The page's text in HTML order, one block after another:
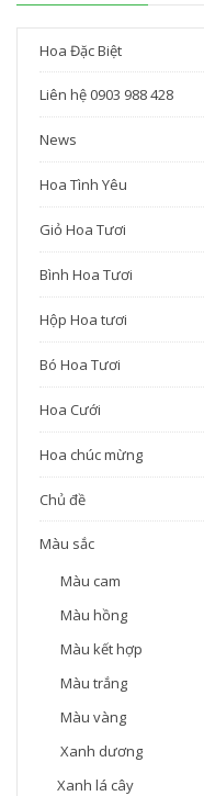
Hoa Đặc Biệt
Liên hệ 0903 988 428
News
Hoa Tình Yêu
Giỏ Hoa Tươi
Bình Hoa Tươi
Hộp Hoa tươi
Bó Hoa Tươi
Hoa Cưới
Hoa chúc mừng
Chủ đề
Màu sắc
Màu cam
Màu hồng
Màu kết hợp
Màu trắng
Màu vàng
Xanh dương
Xanh lá cây